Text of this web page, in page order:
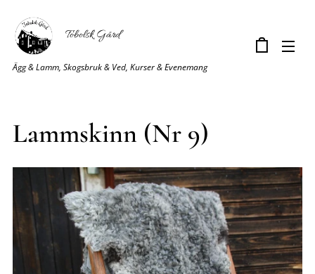
Tobolsk Gård
Ägg & Lamm, Skogsbruk & Ved, Kurser & Evenemang
Lammskinn (Nr 9)